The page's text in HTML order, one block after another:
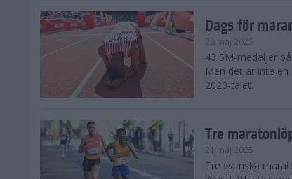
Dags för
28 maj 2025
43 SM-medaljer
Men det är inte
2020-talet.
Tre
21 maj 2025
Tre svenska